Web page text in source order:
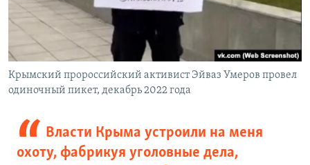
Крымский пророссийский активист Эйваз Умеров провел
одиночный пикет, декабрь 2022 года
Власти Крыма устроили на меня
охоту, фабрикуя уголовные дела,